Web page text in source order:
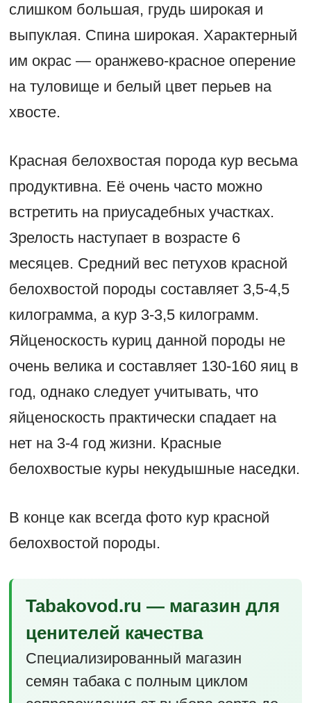
слишком большая, грудь широкая и
выпуклая. Спина широкая. Характерный
им окрас — оранжево-красное оперение
на туловище и белый цвет перьев на
хвосте.
Красная белохвостая порода кур весьма
продуктивна. Её очень часто можно
встретить на приусадебных участках.
Зрелость наступает в возрасте 6
месяцев. Средний вес петухов красной
белохвостой породы составляет 3,5-4,5
килограмма, а кур 3-3,5 килограмм.
Яйценоскость куриц данной породы не
очень велика и составляет 130-160 яиц в
год, однако следует учитывать, что
яйценоскость практически спадает на
нет на 3-4 год жизни. Красные
белохвостые куры некудышные наседки.
В конце как всегда фото кур красной
белохвостой породы.
Tabakovod.ru — магазин для
ценителей качества
Специализированный магазин
семян табака с полным циклом